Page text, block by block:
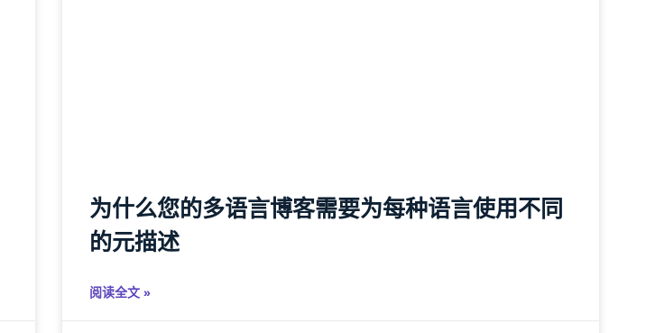
为什么您的多语言博客需要为每种语言使用不同
的元描述
阅读全文 »